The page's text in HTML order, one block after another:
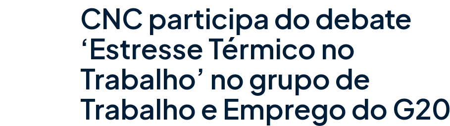
CNC participa do debate
‘Estresse Térmico no
Trabalho’ no grupo de
Trabalho e Emprego do G20